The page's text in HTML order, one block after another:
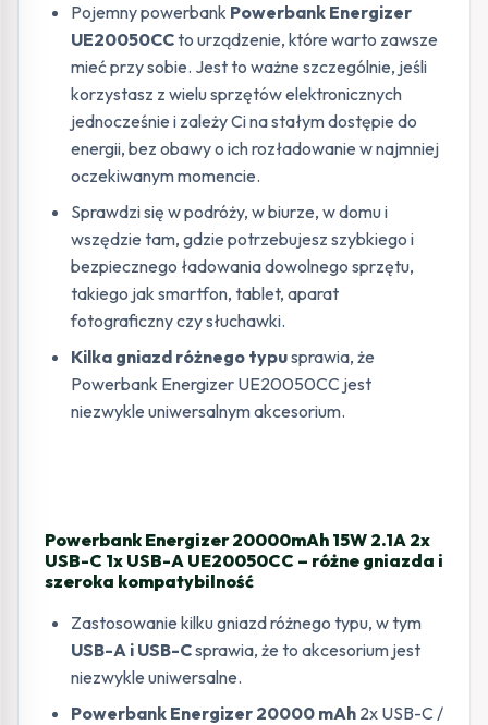
Pojemny powerbank Powerbank Energizer
UE20050CCto urządzenie, które warto zawsze
mieć przy sobie. Jest to ważne szczególnie, jeśli
korzystasz z wielu sprzętów elektronicznych
jednocześnie i zależy Ci na stałym dostępie do
energii, bez obawy o ich rozładowanie w najmniej
oczekiwanym momencie.
Sprawdzi się w podróży, w biurze, w domu i
wszędzie tam, gdzie potrzebujesz szybkiego i
bezpiecznego ładowania dowolnego sprzętu,
takiego jak smartfon, tablet, aparat
fotograficzny czy słuchawki.
Kilka gniazd różnego typusprawia, że
Powerbank Energizer UE20050CC jest
niezwykle uniwersalnym akcesorium.
Powerbank Energizer 20000mAh 15W 2.1A 2x
USB-C 1x USB-A UE20050CC – różne gniazda i
szeroka kompatybilność
Zastosowanie kilku gniazd różnego typu, w tym
USB-A i USB-Csprawia, że to akcesorium jest
niezwykle uniwersalne.
Powerbank Energizer 20000 mAh 2x USB-C /